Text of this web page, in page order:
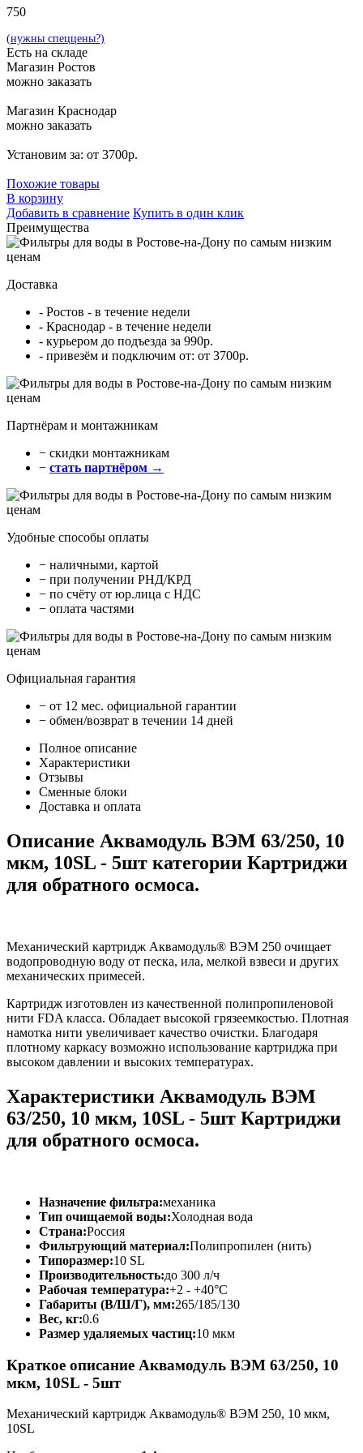
750
(нужны спеццены?)
Есть на складе
Магазин Ростов
можно заказать
Магазин Краснодар
можно заказать
Установим за: от 3700р.
Похожие товары
В корзину
Добавить в сравнение Купить в один клик
Преимущества
Доставка
- Ростов - в течение недели
- Краснодар - в течение недели
- курьером до подъезда за 990р.
- привезём и подключим от: от 3700р.
Партнёрам и монтажникам
− cкидки монтажникам
− стать партнёром →
Удобные способы оплаты
− наличными, картой
− при получении РНД/КРД
− по счёту от юр.лица с НДС
− оплата частями
Официальная гарантия
− от 12 мес. официальной гарантии
− обмен/возврат в течении 14 дней
Полное описание
Характеристики
Отзывы
Сменные блоки
Доставка и оплата
Описание Аквамодуль ВЭМ 63/250, 10
мкм, 10SL - 5шт категории Картриджи
для обратного осмоса.
Механический картридж Аквамодуль® ВЭМ 250 очищает
водопроводную воду от песка, ила, мелкой взвеси и других
механических примесей.
Картридж изготовлен из качественной полипропиленовой
нити FDA класса. Обладает высокой грязеемкостью. Плотная
намотка нити увеличивает качество очистки. Благодаря
плотному каркасу возможно использование картриджа при
высоком давлении и высоких температурах.
Характеристики Аквамодуль ВЭМ
63/250, 10 мкм, 10SL - 5шт Картриджи
для обратного осмоса.
Назначение фильтра:механика
Тип очищаемой воды:Холодная вода
Страна:Россия
Фильтрующий материал:Полипропилен (нить)
Типоразмер:10 SL
Производительность:до 300 л/ч
Рабочая температура:+2 - +40°C
Габариты (В/Ш/Г), мм:265/185/130
Вес, кг:0.6
Размер удаляемых частиц:10 мкм
Краткое описание Аквамодуль ВЭМ 63/250, 10
мкм, 10SL - 5шт
Механический картридж Аквамодуль® ВЭМ 250, 10 мкм,
10SL